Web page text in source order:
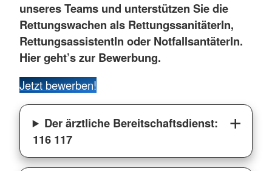
unseres Teams und unterstützen Sie die
Rettungswachen als RettungssanitäterIn,
RettungsassistentIn oder NotfallsantäterIn.
Hier geht’s zur Bewerbung.
Jetzt bewerben!
Der ärztliche Bereitschaftsdienst:
116 117